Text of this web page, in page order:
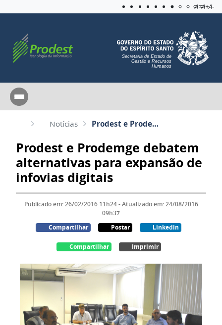
Aplicar
A=A+A-
Secretaria de Estado de
Gestão e Recursos
Humanos
Notícias Prodest e Prodemge debatem alternativas para expansão de infovias digitais
Prodest e Prodemge debatem
alternativas para expansão de
infovias digitais
Publicado em: 26/02/2016 11h24 - Atualizado em: 24/08/2016
09h37
Compartilhar
Postar Linkedin
Compartilhar Imprimir